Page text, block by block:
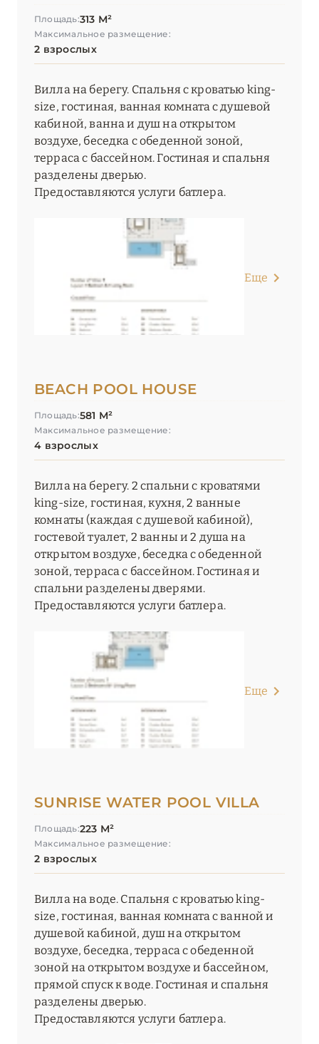
Площадь:313 М²
Максимальное размещение:
2 взрослых
Вилла на берегу. Спальня с кроватью king-
size, гостиная, ванная комната с душевой
кабиной, ванна и душ на открытом
воздухе, беседка с обеденной зоной,
терраса с бассейном. Гостиная и спальня
разделены дверью.
Предоставляются услуги батлера.
Еще
BEACH POOL HOUSE
Площадь:581 М²
Максимальное размещение:
4 взрослых
Вилла на берегу. 2 спальни с кроватями
king-size, гостиная, кухня, 2 ванные
комнаты (каждая с душевой кабиной),
гостевой туалет, 2 ванны и 2 душа на
открытом воздухе, беседка с обеденной
зоной, терраса с бассейном. Гостиная и
спальни разделены дверями.
Предоставляются услуги батлера.
Еще
SUNRISE WATER POOL VILLA
Площадь:223 М²
Максимальное размещение:
2 взрослых
Вилла на воде. Спальня с кроватью king-
size, гостиная, ванная комната с ванной и
душевой кабиной, душ на открытом
воздухе, беседка, терраса с обеденной
зоной на открытом воздухе и бассейном,
прямой спуск к воде. Гостиная и спальня
разделены дверью.
Предоставляются услуги батлера.